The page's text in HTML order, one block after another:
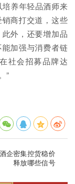
养年轻品酒师来
商打交道，这些
外，还要增加品
加强与消费者链
社会招募品牌达
”
酒企密集控货稳价
释放哪些信号